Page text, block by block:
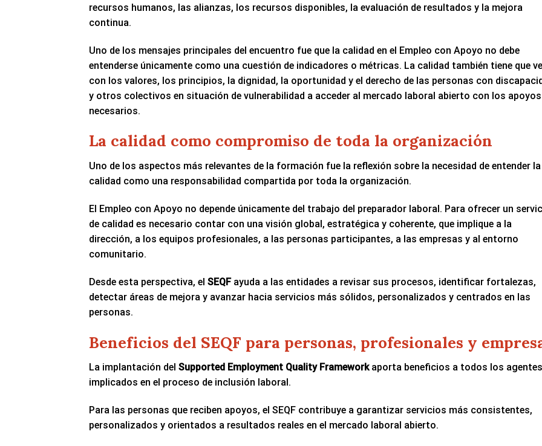
recursos humanos, las alianzas, los recursos disponibles, la evaluación de resultados y la mejora
continua.
Uno de los mensajes principales del encuentro fue que la calidad en el Empleo con Apoyo no debe
entenderse únicamente como una cuestión de indicadores o métricas. La calidad también tiene que
con los valores, los principios, la dignidad, la oportunidad y el derecho de las personas con
y otros colectivos en situación de vulnerabilidad a acceder al mercado laboral abierto con los apoyos
necesarios.
La calidad como compromiso de toda la organización
Uno de los aspectos más relevantes de la formación fue la reflexión sobre la necesidad de entender la
calidad como una responsabilidad compartida por toda la organización.
El Empleo con Apoyo no depende únicamente del trabajo del preparador laboral. Para ofrecer un
de calidad es necesario contar con una visión global, estratégica y coherente, que implique a la
dirección, a los equipos profesionales, a las personas participantes, a las empresas y al entorno
comunitario.
Desde esta perspectiva, el SEQFayuda a las entidades a revisar sus procesos, identificar fortalezas,
detectar áreas de mejora y avanzar hacia servicios más sólidos, personalizados y centrados en las
personas.
Beneficios del SEQF para personas, profesionales y
La implantación del Supported Employment Quality Frameworkaporta beneficios a todos los agentes
implicados en el proceso de inclusión laboral.
Para las personas que reciben apoyos, el SEQF contribuye a garantizar servicios más consistentes,
personalizados y orientados a resultados reales en el mercado laboral abierto.